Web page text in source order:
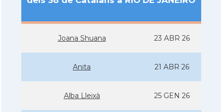
Joana Shuana 23 ABR 26
Anita 21 ABR 26
Alba Lleixà 25 GEN 26